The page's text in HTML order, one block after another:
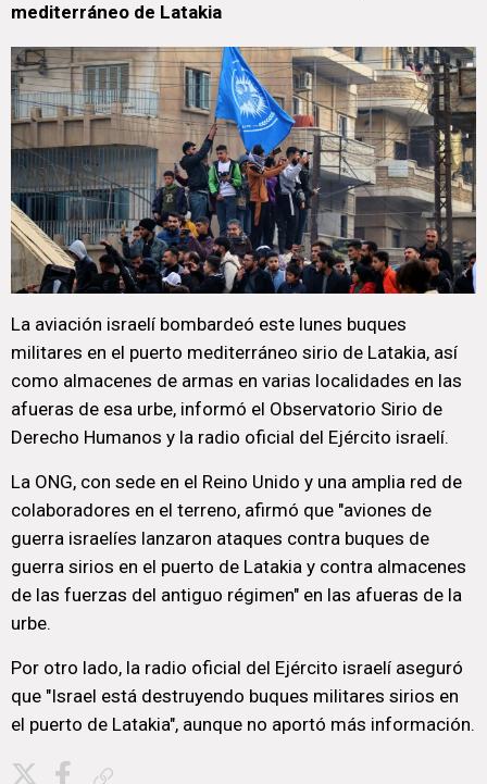
mediterráneo de Latakia
La aviación israelí bombardeó este lunes buques
militares en el puerto mediterráneo sirio de Latakia, así
como almacenes de armas en varias localidades en las
afueras de esa urbe, informó el Observatorio Sirio de
Derecho Humanos y la radio oficial del Ejército israelí.
La ONG, con sede en el Reino Unido y una amplia red de
colaboradores en el terreno, afirmó que "aviones de
guerra israelíes lanzaron ataques contra buques de
guerra sirios en el puerto de Latakia y contra almacenes
de las fuerzas del antiguo régimen" en las afueras de la
urbe.
Por otro lado, la radio oficial del Ejército israelí aseguró
que "Israel está destruyendo buques militares sirios en
el puerto de Latakia", aunque no aportó más información.